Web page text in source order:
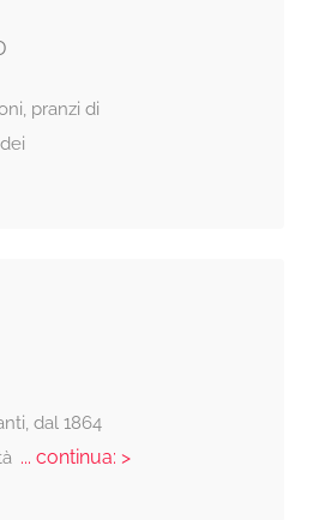
pranzi di
dal 1864
... continua: >